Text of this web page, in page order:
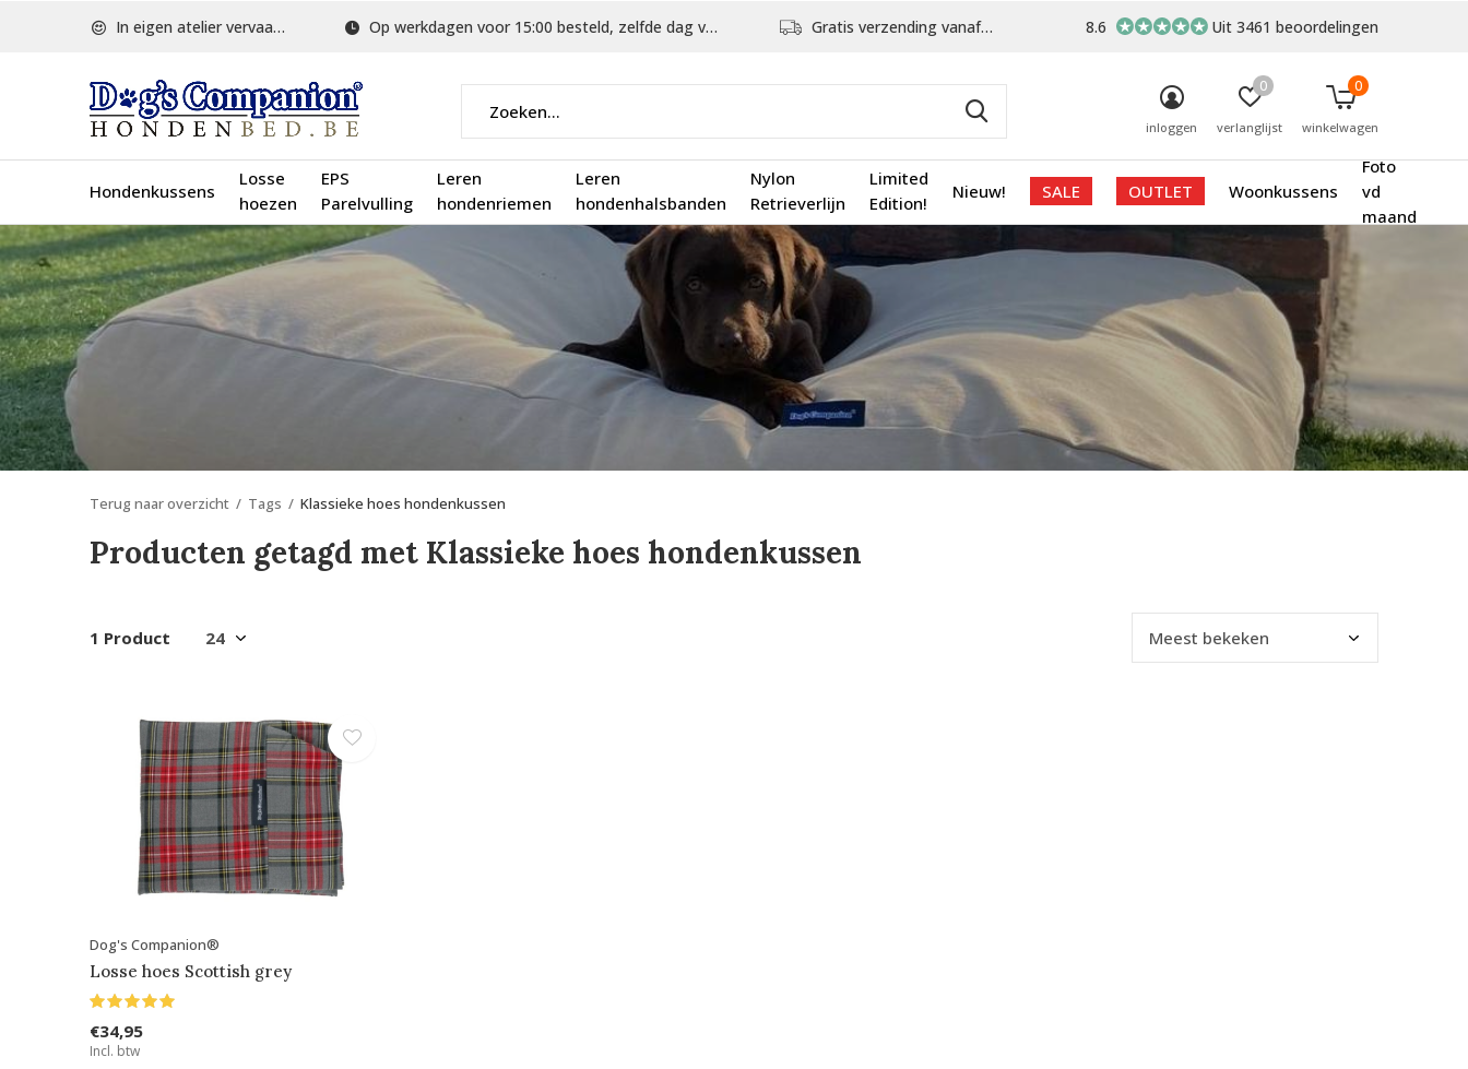
Hondenkussens
Losse
hoezen
EPS
Parelvulling
Leren
hondenriemen
Leren
hondenhalsbanden
Nylon
Retrieverlijn
Limited
Edition!
Nieuw! SALE OUTLET Woonkussens
Foto
vd
maand
inloggen verlanglijst
0
winkelwagen
0
In eigen atelier vervaardigd Op werkdagen voor 15:00 besteld, zelfde dag verstuurd Gratis verzending vanaf €75,- 8.6 Uit 3461 beoordelingen
Terug naar overzicht Tags Klassieke hoes hondenkussen
Producten getagd met Klassieke hoes hondenkussen
1 Product
Dog's Companion®
Losse hoes Scottish grey
€34,95
Incl. btw